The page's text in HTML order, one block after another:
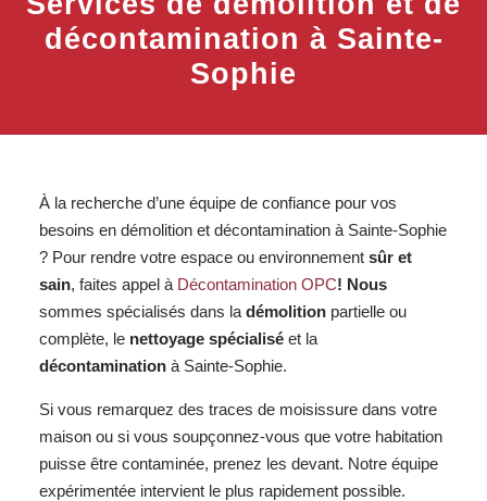
décontamination à Sainte-
Sophie
À la recherche d’une équipe de confiance pour vos
besoins en démolition et décontamination à Sainte-Sophie
? Pour rendre votre espace ou environnement sûr et
sain, faites appel à Décontamination OPC! Nous
sommes spécialisés dans la démolitionpartielle ou
complète, le nettoyage spécialiséet la
décontaminationà Sainte-Sophie.
Si vous remarquez des traces de moisissure dans votre
maison ou si vous soupçonnez-vous que votre habitation
puisse être contaminée, prenez les devant. Notre équipe
expérimentée intervient le plus rapidement possible.